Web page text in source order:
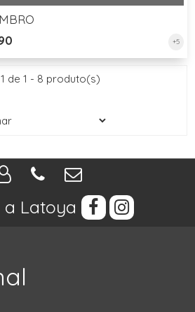
+5
de 1 - 8 produto(s)
a Latoya